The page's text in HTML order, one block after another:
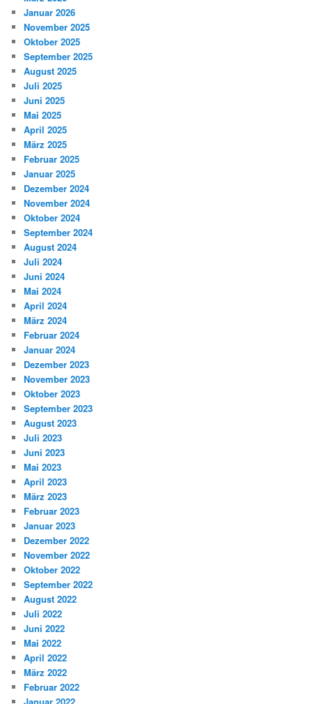
Januar 2026
November 2025
Oktober 2025
September 2025
August 2025
Juli 2025
Juni 2025
Mai 2025
April 2025
März 2025
Februar 2025
Januar 2025
Dezember 2024
November 2024
Oktober 2024
September 2024
August 2024
Juli 2024
Juni 2024
Mai 2024
April 2024
März 2024
Februar 2024
Januar 2024
Dezember 2023
November 2023
Oktober 2023
September 2023
August 2023
Juli 2023
Juni 2023
Mai 2023
April 2023
März 2023
Februar 2023
Januar 2023
Dezember 2022
November 2022
Oktober 2022
September 2022
August 2022
Juli 2022
Juni 2022
Mai 2022
April 2022
März 2022
Februar 2022